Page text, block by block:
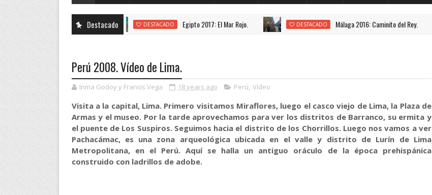
Destacado DESTACADO Egipto 2017: El Mar Rojo. DESTACADO Málaga 2016: Caminito del Rey.
Perú 2008. Vídeo de Lima.
Inma Godoy y Francis Vega 18 years ago Perú, Vídeo
Visita a la capital, Lima. Primero visitamos Miraflores, luego el casco viejo de Lima, la Plaza de
Armas y el museo. Por la tarde aprovechamos para ver los distritos de Barranco, su ermita y
el puente de Los Suspiros. Seguimos hacia el distrito de los Chorrillos. Luego nos vamos a ver
Pachacámac, es una zona arqueológica ubicada en el valle y distrito de Lurín de Lima
Metropolitana, en el Perú. Aquí se halla un antiguo oráculo de la época prehispánica
construido con ladrillos de adobe.